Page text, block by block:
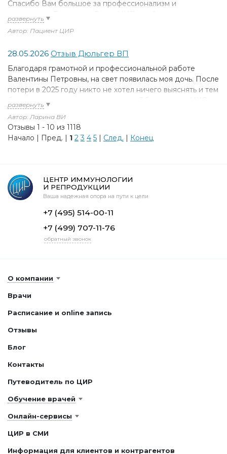
Спасибо Вам большое за профессионализм и
руках свою мечту и никаких слов не хватит, чтобы
описать как я счастлива. Низкий поклон и бесконечная
весна, вы дарите нам смысл жить
Автор: Пациент ЦИР
28.05.2026 Отзыв Дюльгер ВП
Благодаря грамотной и профессиональной работе
Валентины Петровны, на свет появилась моя дочь. После
потери в 2025 году никто не хотел ничего выяснять и тем
онлайн и ни разу не пожалела, уже на второй
консультации был четкий план дальнейших действий,
через три месяца обратилась уже для консультации
беременности, все анализы и назначение четко, по делу,
большое.
Автор: Ларина ВИ
Отзывы 1 - 10 из 1118
Начало | Пред. | 1 2 3 4 5 | След. | Конец
ЦЕНТР ИММУНОЛОГИИ
И РЕПРОДУКЦИИ
Ваша надежная опора на пути к цели
+7 (495) 514-00-11
+7 (499) 707-11-76
обратный звонок
О компании
Врачи
Расписание и online запись
Отзывы
Блог
Контакты
Путеводитель по ЦИР
Обучение врачей
Онлайн-сервисы
ЦИР в СМИ
Информация для клиентов и контрагентов